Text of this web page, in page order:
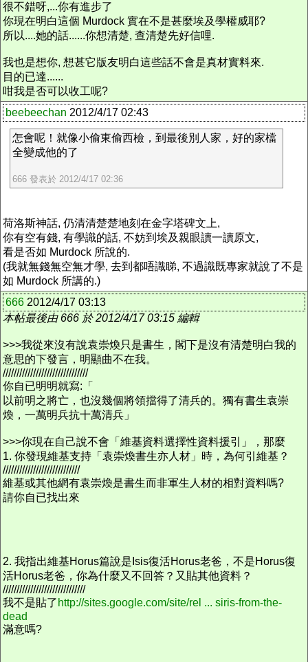
很不錯呀,...你有進步了
你現在明白這個 Murdock 實在不是甚麼埃及學權威耶?
所以....她的話......你想清楚, 查清楚先好信哩.
我也是想你, 想甚它版友明白這些話不會是真材實料來.
目的已達......
咁我是否可以收工呢?
beebeechan 2012/4/17 02:43
怎會呢！就像小偷東偷西檢，到最後別人家，好的家檔
全變成他的了
666 發表於 2012/4/17 02:36
荷洛斯神話, 仍清清楚楚地刻在金字塔碑文上,
你有空有錢, 有學識的話, 不妨到埃及親眼讀一讀原文,
看是否如 Murdock 所說的.
(我就無錢無空無才學, 去到都唔識睇, 不過識既專家就說了不是
如 Murdock 所講的.)
666 2012/4/17 03:13
本帖最後由 666 於 2012/4/17 03:15 編輯
>>>我從來沒有說袁崇煥只是書生，閣下是沒有清楚明白我的
意思的下發言，明顯曲不在我。
///////////////////////////////
你自已明明就寫:「
以前明之將亡，也沒幾個將領擋得了清兵的。獨有書生袁崇
煥，一萬明兵抗十萬清兵」
>>>你現在自己說不會「維基資料選擇性資料援引」，那麼
1. 你發現維基支持「袁崇煥書生亦人材」時，為何引維基？
////////////////////////////
維基或其他網有袁崇煥是書生而非軍生人材的相對資料嗎?
請你自已找出來
2. 我指出維基Horus篇說是Isis復活Horus老爸，不是Horus復
活Horus老爸，你為什麼又不回答？又貼其他資料？
//////////////////////////////
我不是貼了 http://sites.google.com/site/rel ... siris-from-the-
dead
滿意嗎?